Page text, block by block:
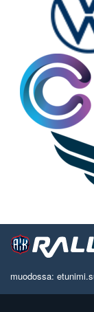
muodossa: